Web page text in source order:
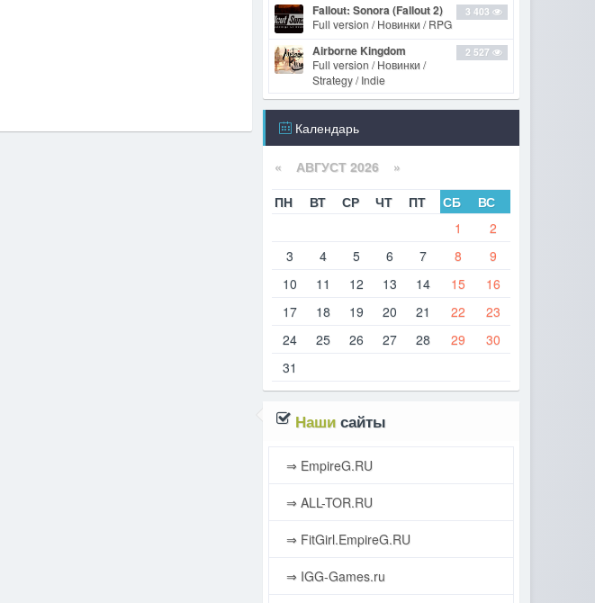
3 403
Fallout: Sonora (Fallout 2)
Full version / Новинки / RPG
2 527
Airborne Kingdom
Full version / Новинки /
Strategy / Indie
Календарь
« АВГУСТ 2026 »
ПН
ВТ СР ЧТ ПТ СБ
ВС
1
2
3
4 5 6 7 8
9
10
11 12 13 14 15
16
17
18 19 20 21 22
23
24
25 26 27 28 29
30
31
Наши сайты
⇒ EmpireG.RU
⇒ ALL-TOR.RU
⇒ FitGirl.EmpireG.RU
⇒ IGG-Games.ru